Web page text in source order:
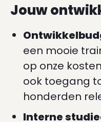
Jouw
een mooie
op onze
ook toegang
honderden
Interne